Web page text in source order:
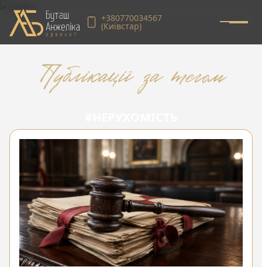
+380770034567
(Київстар)
Публікації за тегом